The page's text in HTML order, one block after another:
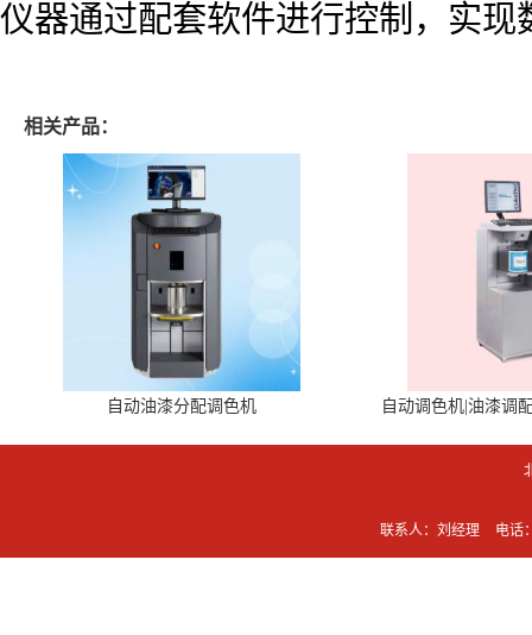
仪器通过配套软件进行控制，实
相关产品：
自动油漆分配调色机 自动调色机|油漆调
联系人：刘经理 电话